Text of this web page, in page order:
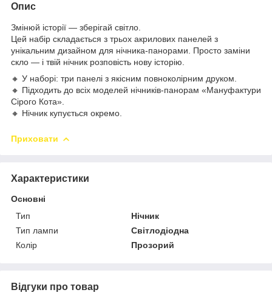
Опис
Змінюй історії — зберігай світло.
Цей набір складається з трьох акрилових панелей з
унікальним дизайном для нічника-панорами. Просто заміни
скло — і твій нічник розповість нову історію.
🔸 У наборі: три панелі з якісним повноколірним друком.
🔸 Підходить до всіх моделей нічників-панорам «Мануфактури
Сірого Кота».
🔸 Нічник купується окремо.
Приховати
Характеристики
Основні
Тип
Нічник
Тип лампи
Світлодіодна
Колір
Прозорий
Відгуки про товар